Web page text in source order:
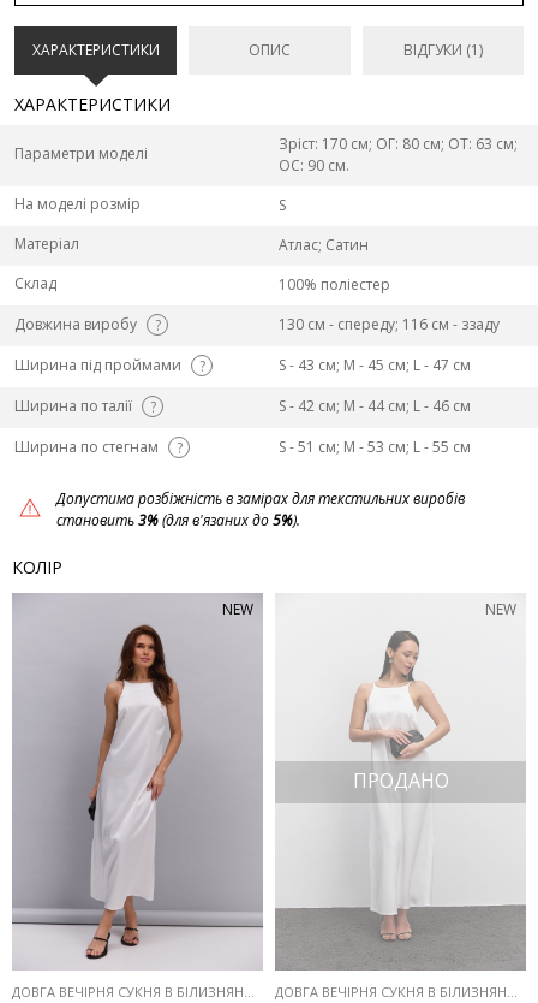
ХАРАКТЕРИСТИКИ ОПИС ВІДГУКИ (1)
ХАРАКТЕРИСТИКИ
Параметри моделі
Зріст: 170 см; ОГ: 80 см; ОТ: 63 см;
ОС: 90 см.
На моделі розмір
S
Матеріал
Атлас; Сатин
Склад
100% поліестер
Довжина виробу
?
130 см - спереду; 116 см - ззаду
Ширина під проймами
?
S - 43 см; M - 45 см; L - 47 см
Ширина по талії
?
S - 42 см; M - 44 см; L - 46 см
Ширина по стегнам
? S - 51 см; M - 53 см; L - 55 см
Допустима розбіжність в замірах для текстильних виробів
становить3%(для в'язаних до5%).
КОЛІР
NEW
ДОВГА ВЕЧІРНЯ СУКНЯ В БІЛИЗНЯНОМУ СТИЛІ З САТИНУ МОЛОЧНА
NEW
ПРОДАНО
ДОВГА ВЕЧІРНЯ СУКНЯ В БІЛИЗНЯНОМУ СТИЛІ МОЛОЧНА